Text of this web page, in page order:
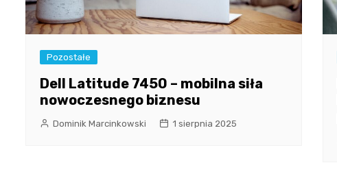
Pozostałe
Dell Latitude 7450 – mobilna siła
nowoczesnego biznesu
Dominik Marcinkowski 1 sierpnia 2025